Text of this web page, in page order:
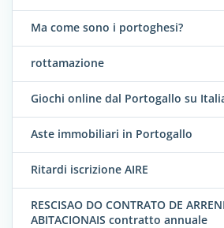
Ma come sono i portoghesi?
rottamazione
Giochi online dal Portogallo su
Aste immobiliari in Portogallo
Ritardi iscrizione AIRE
RESCISAO DO CONTRATO DE
ABITACIONAIS contratto annuale